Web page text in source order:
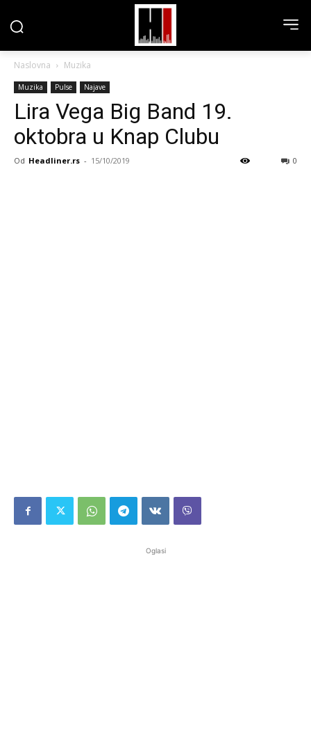
Naslovna Muzika
Muzika Pulse Najave
Lira Vega Big Band 19.
oktobra u Knap Clubu
Od Headliner.rs - 15/10/2019 0
Oglasi